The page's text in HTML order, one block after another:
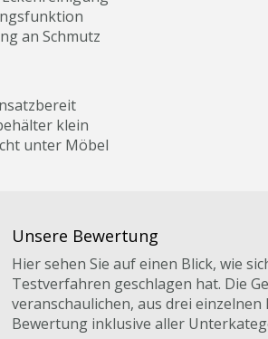
an Schmutz
klein
unter Möbel
Unsere Bewertung
Hier sehen Sie auf einen Blick, wie
Testverfahren geschlagen hat. Die
veranschaulichen, aus drei
Bewertung inklusive aller